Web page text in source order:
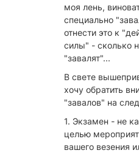
моя лень,
специально
отнести это к
силы" - сколько
"завалят"...
В свете
хочу обратить
"завалов" на
1. Экзамен - не
целью
вашего везения